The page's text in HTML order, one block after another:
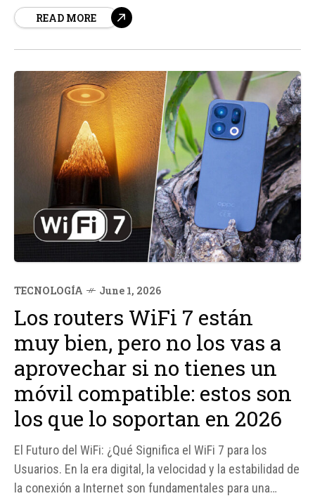
Americana de Medicina del Sueño, practicar ejercicio de
READ MORE
TECNOLOGÍA June 1, 2026
Los routers WiFi 7 están
muy bien, pero no los vas a
aprovechar si no tienes un
móvil compatible: estos son
los que lo soportan en 2026
El Futuro del WiFi: ¿Qué Significa el WiFi 7 para los
Usuarios. En la era digital, la velocidad y la estabilidad de
la conexión a Internet son fundamentales para una